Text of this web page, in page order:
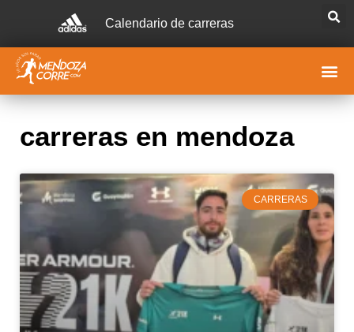
Calendario de carreras
carreras en mendoza
CARRERAS